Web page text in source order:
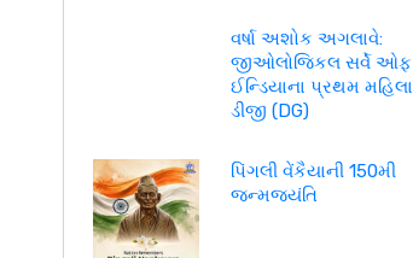
વર્ષા અશોક અગલાવે:
જીઓલોજિકલ સર્વે ઓફ
ઈન્ડિયાના પ્રથમ મહિલા
ડીજી (DG)
પિંગલી વેંકૈયાની 150મી
જન્મજયંતિ